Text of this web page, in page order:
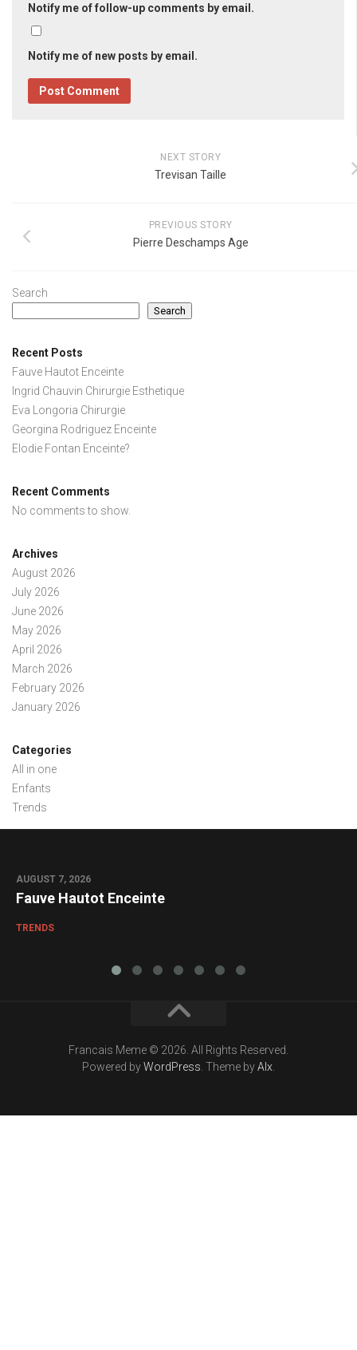
Notify me of follow-up comments by email.
Notify me of new posts by email.
NEXT STORY
Trevisan Taille
PREVIOUS STORY
Pierre Deschamps Age
Search
Search
Recent Posts
Fauve Hautot Enceinte
Ingrid Chauvin Chirurgie Esthetique
Eva Longoria Chirurgie
Georgina Rodriguez Enceinte
Elodie Fontan Enceinte?
Recent Comments
No comments to show.
Archives
August 2026
July 2026
June 2026
May 2026
April 2026
March 2026
February 2026
January 2026
Categories
All in one
Enfants
Trends
AUGUST 7, 2026
Fauve Hautot Enceinte
TRENDS
Francais Meme © 2026. All Rights Reserved.
Powered byWordPress . Theme byAlx